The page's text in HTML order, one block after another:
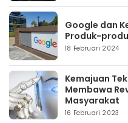
Google dan
Produk-
18 Februari 2024
Kemajuan
Membawa
Masyarakat
16 Februari 2023